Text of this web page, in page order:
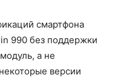
смартфона
990 без поддержки
а не
версии